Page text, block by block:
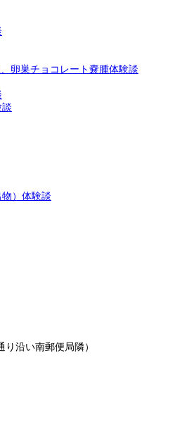
卵巣チョコレート嚢腫体験談
）体験談
沿い南郵便局隣）